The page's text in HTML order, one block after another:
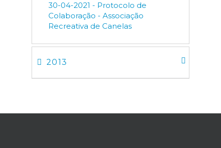
30-04-2021 - Protocolo de
Colaboração - Associação
Recreativa de Canelas
2013